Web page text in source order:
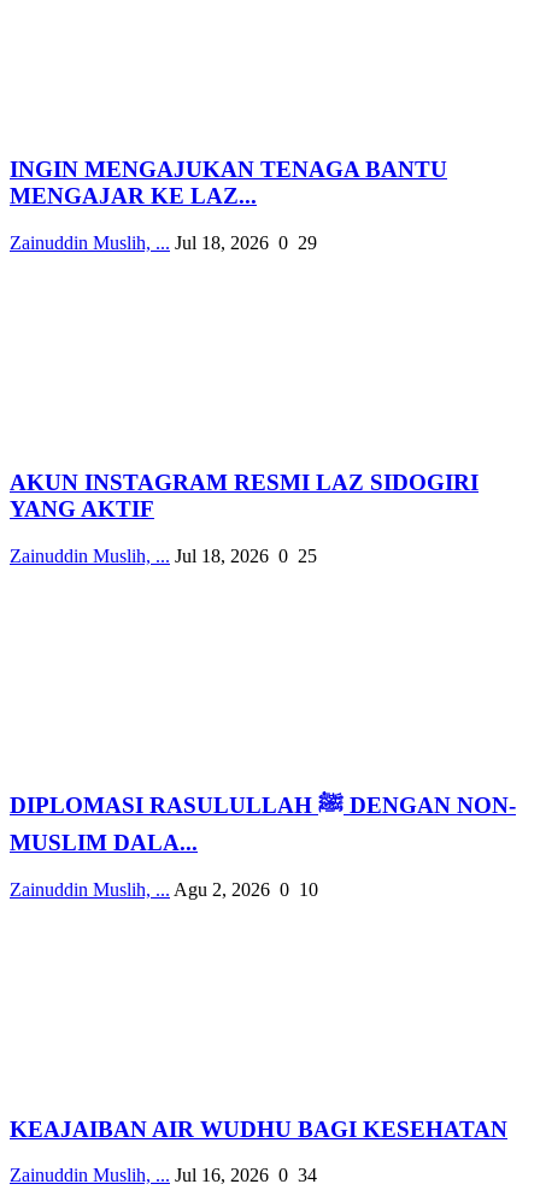
INGIN MENGAJUKAN TENAGA BANTU
MENGAJAR KE LAZ...
Zainuddin Muslih, ... Jul 18, 2026 0 29
AKUN INSTAGRAM RESMI LAZ SIDOGIRI
YANG AKTIF
Zainuddin Muslih, ... Jul 18, 2026 0 25
DIPLOMASI RASULULLAH ﷺ DENGAN NON-
MUSLIM DALA...
Zainuddin Muslih, ... Agu 2, 2026 0 10
KEAJAIBAN AIR WUDHU BAGI KESEHATAN
Zainuddin Muslih, ... Jul 16, 2026 0 34